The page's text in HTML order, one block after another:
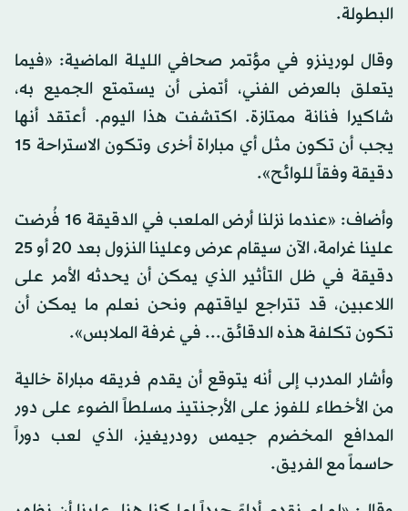
البطولة.
وقال لورينزو في مؤتمر صحافي الليلة الماضية: «فيما
يتعلق بالعرض الفني، أتمنى أن يستمتع الجميع به،
شاكيرا فنانة ممتازة. اكتشفت هذا اليوم. أعتقد أنها
يجب أن تكون مثل أي مباراة أخرى وتكون الاستراحة 15
دقيقة وفقاً للوائح».
وأضاف: «عندما نزلنا أرض الملعب في الدقيقة 16 فُرضت
علينا غرامة، الآن سيقام عرض وعلينا النزول بعد 20 أو 25
دقيقة في ظل التأثير الذي يمكن أن يحدثه الأمر على
اللاعبين، قد تتراجع لياقتهم ونحن نعلم ما يمكن أن
تكون تكلفة هذه الدقائق... في غرفة الملابس».
وأشار المدرب إلى أنه يتوقع أن يقدم فريقه مباراة خالية
من الأخطاء للفوز على الأرجنتينـ مسلطاً الضوء على دور
المدافع المخضرم جيمس رودريغيز، الذي لعب دوراً
حاسماً مع الفريق.